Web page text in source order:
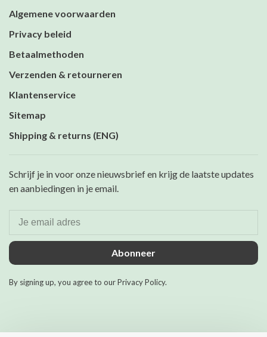
Algemene voorwaarden
Privacy beleid
Betaalmethoden
Verzenden & retourneren
Klantenservice
Sitemap
Shipping & returns (ENG)
Schrijf je in voor onze nieuwsbrief en krijg de laatste updates
en aanbiedingen in je email.
Abonneer
By signing up, you agree to our Privacy Policy.